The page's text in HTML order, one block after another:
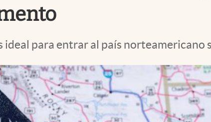
ideal para entrar al país norteamericano